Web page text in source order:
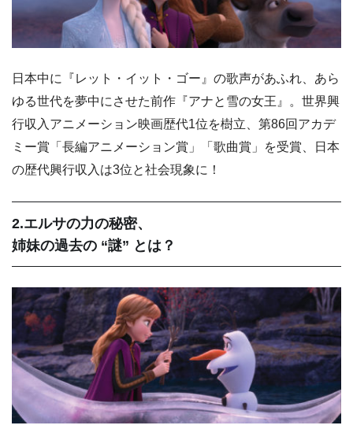
日本中に『レット・イット・ゴー』の歌声があふれ、あら
ゆる世代を夢中にさせた前作『アナと雪の女王』。世界興
行収入アニメーション映画歴代1位を樹立、第86回アカデ
ミー賞「長編アニメーション賞」「歌曲賞」を受賞、日本
の歴代興行収入は3位と社会現象に！
2.エルサの力の秘密、
姉妹の過去の “謎” とは？